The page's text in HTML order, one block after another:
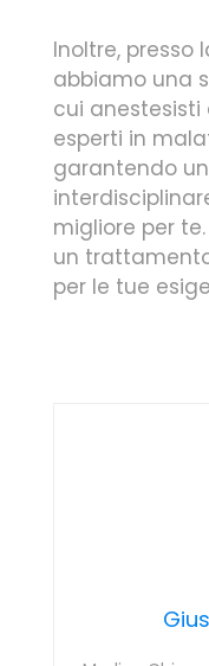
Inoltre, presso
abbiamo una
cui anestesisti
esperti in
garantendo
migliore per
un
per le tue